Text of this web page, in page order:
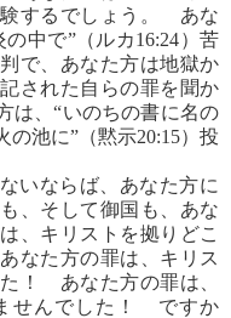
するでしょう。 あな
中で”（ルカ16:24）苦
で、あなた方は地獄か
された自らの罪を聞か
は、“いのちの書に名の
池に”（黙示20:15）投
いならば、あなた方に
、そして御国も、あな
、キリストを拠りどこ
なた方の罪は、キリス
！ あなた方の罪は、
せんでした！ ですか